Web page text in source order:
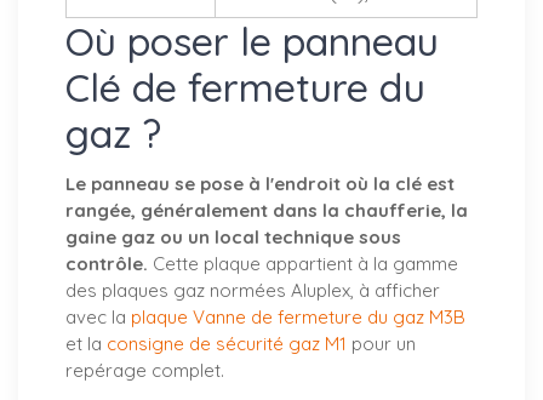
Où poser le panneau
Clé de fermeture du
gaz ?
Le panneau se pose à l'endroit où la clé est
rangée, généralement dans la chaufferie, la
gaine gaz ou un local technique sous
contrôle. Cette plaque appartient à la gamme
des plaques gaz normées Aluplex, à afficher
avec la plaque Vanne de fermeture du gaz M3B
et la consigne de sécurité gaz M1 pour un
repérage complet.